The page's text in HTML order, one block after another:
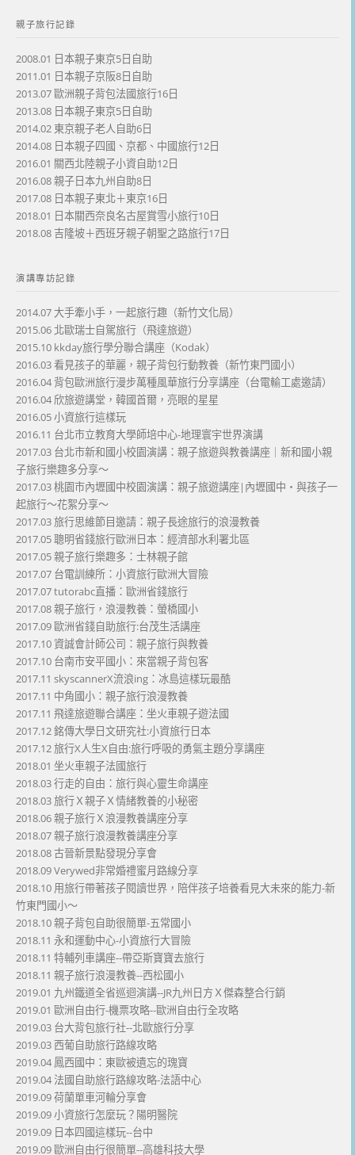
親子旅行記錄
2008.01 日本親子東京5日自助
2011.01 日本親子京阪8日自助
2013.07 歐洲親子背包法國旅行16日
2013.08 日本親子東京5日自助
2014.02 東京親子老人自助6日
2014.08 日本親子四國、京都、中國旅行12日
2016.01 關西北陸親子小資自助12日
2016.08 親子日本九州自助8日
2017.08 日本親子東北＋東京16日
2018.01 日本關西奈良名古屋賞雪小旅行10日
2018.08 吉隆坡＋西班牙親子朝聖之路旅行17日
演講專訪記錄
2014.07 大手牽小手，一起旅行趣（新竹文化局）
2015.06 北歐瑞士自駕旅行（飛達旅遊）
2015.10 kkday旅行學分聯合講座（Kodak）
2016.03 看見孩子的華麗，親子背包行動教養（新竹東門國小）
2016.04 背包歐洲旅行漫步萬種風華旅行分享講座（台電輸工處邀請）
2016.04 欣旅遊講堂，韓國首爾，亮眼的星星
2016.05 小資旅行這樣玩
2016.11 台北市立教育大學師培中心-地理寰宇世界演講
2017.03 台北市新和國小校園演講：親子旅遊與教養講座｜新和國小親
子旅行樂趣多分享～
2017.03 桃園市內壢國中校園演講：親子旅遊講座|內壢國中・與孩子一
起旅行～花絮分享～
2017.03 旅行思維節目邀請：親子長途旅行的浪漫教養
2017.05 聰明省錢旅行歐洲日本：經濟部水利署北區
2017.05 親子旅行樂趣多：士林親子館
2017.07 台電訓練所：小資旅行歐洲大冒險
2017.07 tutorabc直播：歐洲省錢旅行
2017.08 親子旅行，浪漫教養：螢橋國小
2017.09 歐洲省錢自助旅行:台茂生活講座
2017.10 資誠會計師公司：親子旅行與教養
2017.10 台南市安平國小：來當親子背包客
2017.11 skyscannerX流浪ing：冰島這樣玩最酷
2017.11 中角國小：親子旅行浪漫教養
2017.11 飛達旅遊聯合講座：坐火車親子遊法國
2017.12 銘傳大學日文研究社:小資旅行日本
2017.12 旅行X人生X自由:旅行呼吸的勇氣主題分享講座
2018.01 坐火車親子法國旅行
2018.03 行走的自由：旅行與心靈生命講座
2018.03 旅行Ｘ親子Ｘ情緒教養的小秘密
2018.06 親子旅行Ｘ浪漫教養講座分享
2018.07 親子旅行浪漫教養講座分享
2018.08 古晉新景點發現分享會
2018.09 Verywed非常婚禮蜜月路線分享
2018.10 用旅行帶著孩子閱讀世界，陪伴孩子培養看見大未來的能力-新
竹東門國小～
2018.10 親子背包自助很簡單-五常國小
2018.11 永和運動中心-小資旅行大冒險
2018.11 特輔列車講座--帶亞斯寶寶去旅行
2018.11 親子旅行浪漫教養--西松國小
2019.01 九州鐵道全省巡迴演講--JR九州日方Ｘ傑森整合行銷
2019.01 歐洲自由行-機票攻略--歐洲自由行全攻略
2019.03 台大背包旅行社--北歐旅行分享
2019.03 西葡自助旅行路線攻略
2019.04 鳳西國中：東歐被遺忘的瑰寶
2019.04 法國自助旅行路線攻略-法語中心
2019.09 荷蘭單車河輪分享會
2019.09 小資旅行怎麼玩？陽明醫院
2019.09 日本四國這樣玩--台中
2019.09 歐洲自由行很簡單--高雄科技大學